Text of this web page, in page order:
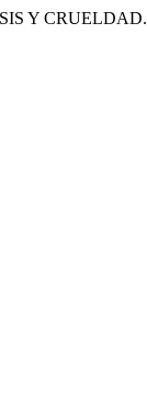
Y CRUELDAD.